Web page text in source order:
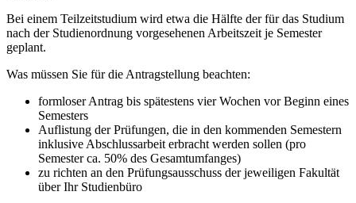
Bei einem Teilzeitstudium wird etwa die Hälfte der für das Studium
nach der Studienordnung vorgesehenen Arbeitszeit je Semester
geplant.
Was müssen Sie für die Antragstellung beachten:
formloser Antrag bis spätestens vier Wochen vor Beginn eines
Semesters
Auflistung der Prüfungen, die in den kommenden Semestern
inklusive Abschlussarbeit erbracht werden sollen (pro
Semester ca. 50% des Gesamtumfanges)
zu richten an den Prüfungsausschuss der jeweiligen Fakultät
über Ihr Studienbüro